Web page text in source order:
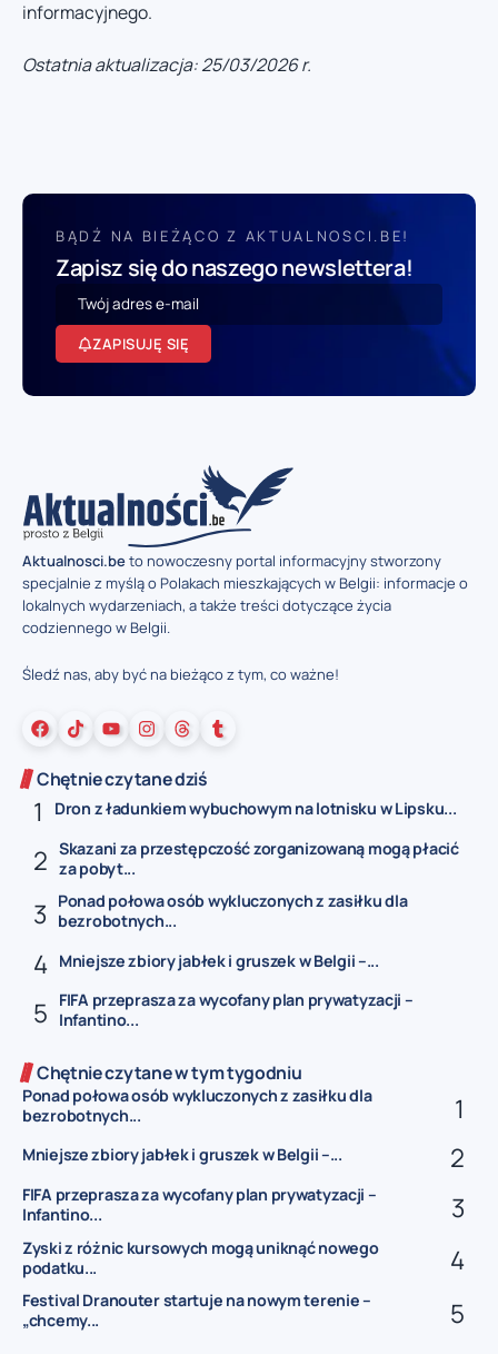
informacyjnego.
Ostatnia aktualizacja: 25/03/2026 r.
BĄDŹ NA BIEŻĄCO Z AKTUALNOSCI.BE!
Zapisz się do naszego newslettera!
ZAPISUJĘ SIĘ
Aktualnosci.beto nowoczesny portal informacyjny stworzony
specjalnie z myślą o Polakach mieszkających w Belgii: informacje o
lokalnych wydarzeniach, a także treści dotyczące życia
codziennego w Belgii.
Śledź nas, aby być na bieżąco z tym, co ważne!
Chętnie czytane dziś
Dron z ładunkiem wybuchowym na lotnisku w Lipsku...
Skazani za przestępczość zorganizowaną mogą płacić
za pobyt...
Ponad połowa osób wykluczonych z zasiłku dla
bezrobotnych...
Mniejsze zbiory jabłek i gruszek w Belgii –...
FIFA przeprasza za wycofany plan prywatyzacji –
Infantino...
Chętnie czytane w tym tygodniu
Ponad połowa osób wykluczonych z zasiłku dla
bezrobotnych...
Mniejsze zbiory jabłek i gruszek w Belgii –...
FIFA przeprasza za wycofany plan prywatyzacji –
Infantino...
Zyski z różnic kursowych mogą uniknąć nowego
podatku...
Festival Dranouter startuje na nowym terenie –
„chcemy...